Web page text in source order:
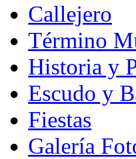
Callejero
Término
Historia y
Escudo y
Fiestas
Galería